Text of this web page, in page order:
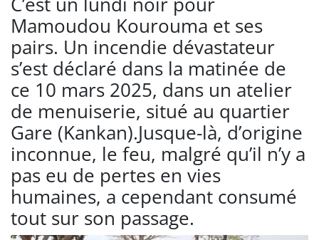
Mamoudou Kourouma et ses
pairs. Un incendie dévastateur
s’est déclaré dans la matinée de
ce 10 mars 2025, dans un atelier
de menuiserie, situé au quartier
Gare (Kankan).Jusque-là, d’origine
inconnue, le feu, malgré qu’il n’y a
pas eu de pertes en vies
humaines, a cependant consumé
tout sur son passage.